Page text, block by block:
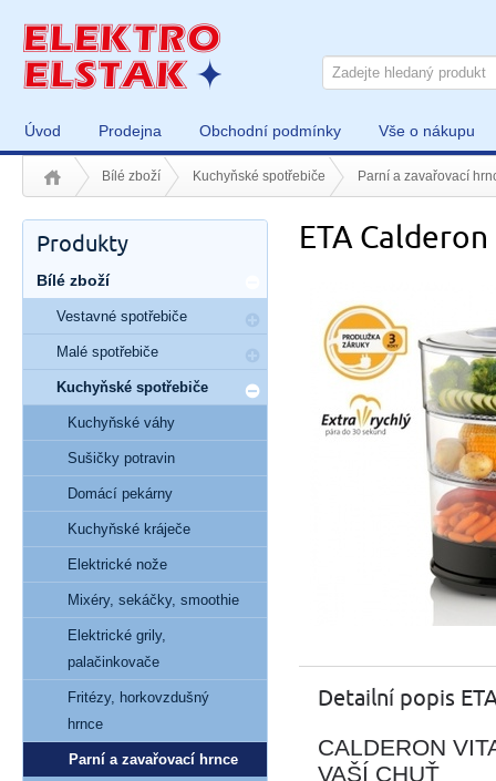
Úvod Prodejna Obchodní podmínky Vše o nákupu
Bílé zboží Kuchyňské spotřebiče Parní a zavařovací
ETA
Detailní popis
CALDERON
VAŠÍ CHUŤ
Produkty
Bílé zboží
Vestavné spotřebiče
Malé spotřebiče
Kuchyňské spotřebiče
Kuchyňské váhy
Sušičky potravin
Domácí pekárny
Kuchyňské kráječe
Elektrické nože
Mixéry, sekáčky, smoothie
Elektrické grily,
palačinkovače
Fritézy, horkovzdušný
hrnce
Parní a zavařovací hrnce